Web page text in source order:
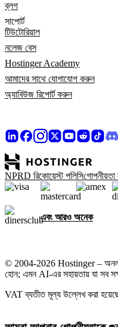
ব্লগ
সাপোর্ট
টিউটোরিয়াল
নলেজ বেস
Hostinger Academy
আমাদের সাথে যোগাযোগ করুন
অ্যাবিউজ রিপোর্ট করুন
NPRD রিকোয়েস্ট পলিসিগোপনীয়তা
এবং আরও অনেক
© 2004-2026 Hostinger –
হোন; এমন AI-এর সহায়তায় যা সব
VAT ব্যতীত মূল্য উল্লেখ করা